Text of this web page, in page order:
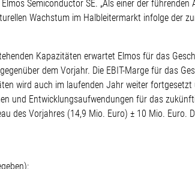
Semiconductor SE. „Als einer der
Wachstum im Halbleitermarkt infolge der
Kapazitäten erwartet Elmos für das
dem Vorjahr. Die EBIT-Marge für das
wird auch im laufenden Jahr weiter
und Entwicklungsaufwendungen für das
des Vorjahres (14,9 Mio. Euro) ± 10 Mio. Euro.